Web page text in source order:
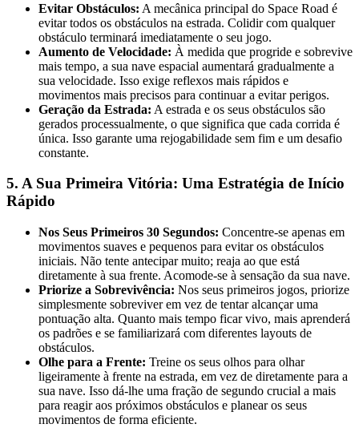
Evitar Obstáculos: A mecânica principal do Space Road é
evitar todos os obstáculos na estrada. Colidir com qualquer
obstáculo terminará imediatamente o seu jogo.
Aumento de Velocidade: À medida que progride e sobrevive
mais tempo, a sua nave espacial aumentará gradualmente a
sua velocidade. Isso exige reflexos mais rápidos e
movimentos mais precisos para continuar a evitar perigos.
Geração da Estrada: A estrada e os seus obstáculos são
gerados processualmente, o que significa que cada corrida é
única. Isso garante uma rejogabilidade sem fim e um desafio
constante.
5. A Sua Primeira Vitória: Uma Estratégia de Início
Rápido
Nos Seus Primeiros 30 Segundos: Concentre-se apenas em
movimentos suaves e pequenos para evitar os obstáculos
iniciais. Não tente antecipar muito; reaja ao que está
diretamente à sua frente. Acomode-se à sensação da sua nave.
Priorize a Sobrevivência: Nos seus primeiros jogos, priorize
simplesmente sobreviver em vez de tentar alcançar uma
pontuação alta. Quanto mais tempo ficar vivo, mais aprenderá
os padrões e se familiarizará com diferentes layouts de
obstáculos.
Olhe para a Frente: Treine os seus olhos para olhar
ligeiramente à frente na estrada, em vez de diretamente para a
sua nave. Isso dá-lhe uma fração de segundo crucial a mais
para reagir aos próximos obstáculos e planear os seus
movimentos de forma eficiente.